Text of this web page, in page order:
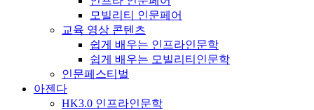
모빌리티 인문페어
교육 영상 콘텐츠
쉽게 배우는 인프라인문학
쉽게 배우는 모빌리티인문학
인문페스티벌
아젠다
HK3.0 인프라인문학